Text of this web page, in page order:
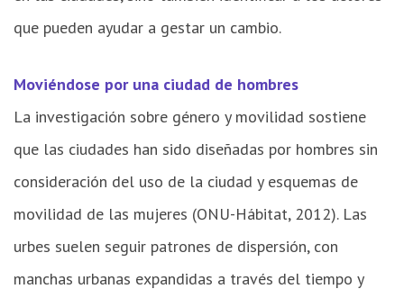
que pueden ayudar a gestar un cambio.
Moviéndose por una ciudad de hombres
La investigación sobre género y movilidad sostiene
que las ciudades han sido diseñadas por hombres sin
consideración del uso de la ciudad y esquemas de
movilidad de las mujeres (ONU-Hábitat, 2012). Las
urbes suelen seguir patrones de dispersión, con
manchas urbanas expandidas a través del tiempo y